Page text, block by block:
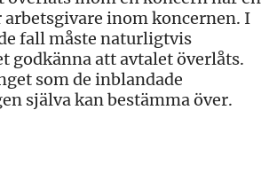
inom koncernen. I
fall måste naturligtvis
godkänna att avtalet överlåts.
som de inblandade
själva kan bestämma över.